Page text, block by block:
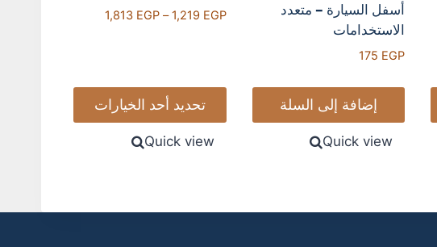
أسفل السيارة – متعدد
الاستخدامات
175EGP
إضافة إلى السلة
Quick view
1,219EGP
–
1,813EGP
تحديد أحد الخيارات
Quick view